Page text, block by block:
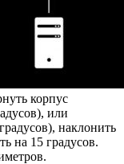
корпус
или
наклонить
на 15 градусов.